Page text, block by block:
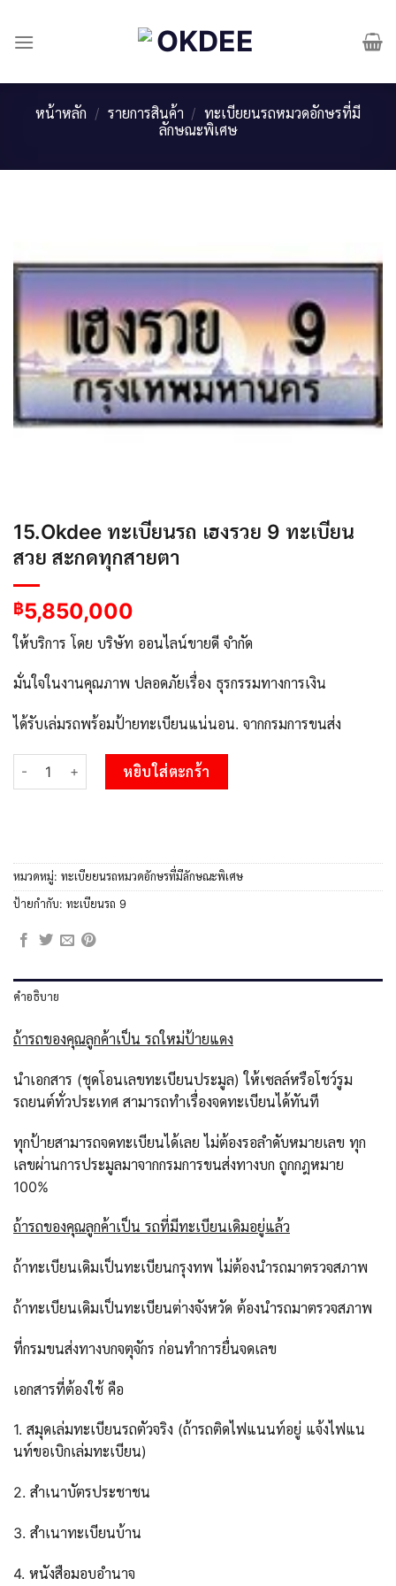
content
หน้าหลัก / รายการสินค้า / ทะเบียยนรถหมวดอักษรที่มี
ลักษณะพิเศษ
15.Okdee ทะเบียนรถ เฮงรวย 9 ทะเบียน
สวย สะกดทุกสายตา
฿5,850,000
ให้บริการ โดย บริษัท ออนไลน์ขายดี จำกัด
มั่นใจในงานคุณภาพ ปลอดภัยเรื่อง ธุรกรรมทางการเงิน
ได้รับเล่มรถพร้อมป้ายทะเบียนแน่นอน. จากกรมการขนส่ง
จำนวน 15.Okdee ทะเบียนรถ เฮงรวย 9 ทะเบียนสวย สะกดทุกสายต
หยิบใส่ตะกร้า
หมวดหมู่: ทะเบียยนรถหมวดอักษรที่มีลักษณะพิเศษ
ป้ายกำกับ: ทะเบียนรถ 9
คำอธิบาย
ถ้ารถของคุณลูกค้าเป็น รถใหม่ป้ายแดง
นำเอกสาร (ชุดโอนเลขทะเบียนประมูล) ให้เซลล์หรือโชว์รูม
รถยนต์ทั่วประเทศ สามารถทำเรื่องจดทะเบียนได้ทันที
ทุกป้ายสามารถจดทะเบียนได้เลย ไม่ต้องรอลำดับหมายเลข ทุก
เลขผ่านการประมูลมาจากกรมการขนส่งทางบก ถูกกฎหมาย
100%
ถ้ารถของคุณลูกค้าเป็น รถที่มีทะเบียนเดิมอยู่แล้ว
ถ้าทะเบียนเดิมเป็นทะเบียนกรุงทพ ไม่ต้องนำรถมาตรวจสภาพ
ถ้าทะเบียนเดิมเป็นทะเบียนต่างจังหวัด ต้องนำรถมาตรวจสภาพ
ที่กรมขนส่งทางบกจตุจักร ก่อนทำการยื่นจดเลข
เอกสารที่ต้องใช้ คือ
1. สมุดเล่มทะเบียนรถตัวจริง (ถ้ารถติดไฟแนนท์อยู่ แจ้งไฟแน
นท์ขอเบิกเล่มทะเบียน)
2. สำเนาบัตรประชาชน
3. สำเนาทะเบียนบ้าน
4. หนังสือมอบอำนาจ